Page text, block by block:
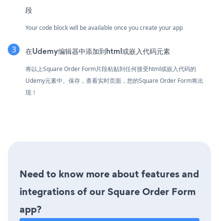
段
Your code block will be available once you create your app
在Udemy编辑器中添加到html或嵌入代码元素
将以上Square Order Form片段粘贴到任何接受html或嵌入代码的
Udemy元素中。保存，查看实时页面，您的Square Order Form将出
现！
Need to know more about features and
integrations of our Square Order Form
app?